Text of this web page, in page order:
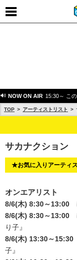
NOW ON AIR 15:30～ こ
TOP アーティストリスト
サカナクション
★お気に入りアーティ
オンエアリスト
8/6(木) 8:30～13:00
8/6(木) 8:30～13:00
り子』
8/6(木) 13:30～15:30
子』